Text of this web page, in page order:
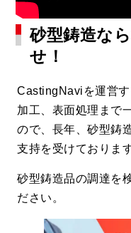
砂型鋳造な
せ！
CastingNaviを運営
加工、表面処理まで
ので、長年、砂型鋳
支持を受けております
砂型鋳造品の調達を
ださい。